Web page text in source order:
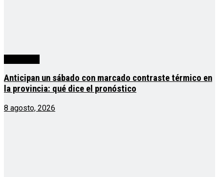
Anticipan un sábado con marcado contraste térmico en
la provincia: qué dice el pronóstico
8 agosto, 2026